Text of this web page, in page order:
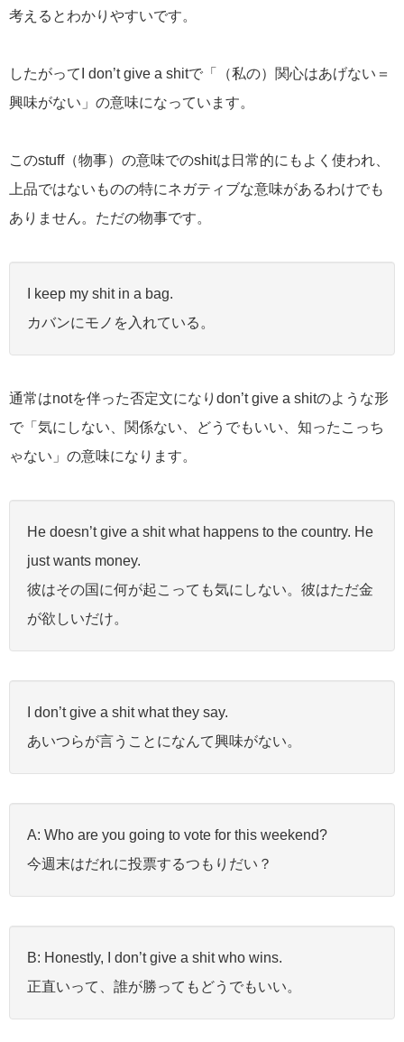
考えるとわかりやすいです。
したがってI don’t give a shitで「（私の）関心はあげない＝
興味がない」の意味になっています。
このstuff（物事）の意味でのshitは日常的にもよく使われ、
上品ではないものの特にネガティブな意味があるわけでも
ありません。ただの物事です。
I keep my shit in a bag.
カバンにモノを入れている。
通常はnotを伴った否定文になりdon’t give a shitのような形
で「気にしない、関係ない、どうでもいい、知ったこっち
ゃない」の意味になります。
He doesn’t give a shit what happens to the country. He
just wants money.
彼はその国に何が起こっても気にしない。彼はただ金
が欲しいだけ。
I don’t give a shit what they say.
あいつらが言うことになんて興味がない。
A: Who are you going to vote for this weekend?
今週末はだれに投票するつもりだい？
B: Honestly, I don’t give a shit who wins.
正直いって、誰が勝ってもどうでもいい。